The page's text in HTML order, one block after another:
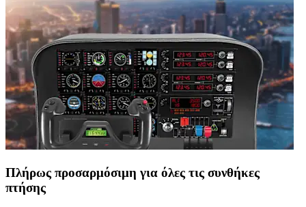
Πλήρως προσαρμόσιμη για όλες τις συνθήκες
πτήσης